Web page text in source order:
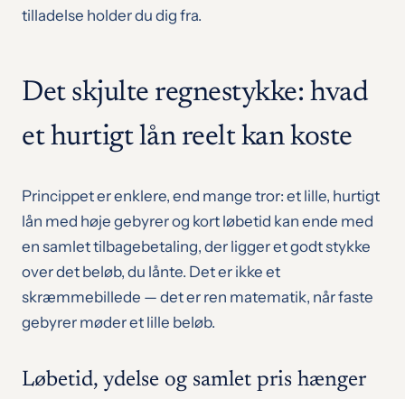
tilladelse holder du dig fra.
Det skjulte regnestykke: hvad
et hurtigt lån reelt kan koste
Princippet er enklere, end mange tror: et lille, hurtigt
lån med høje gebyrer og kort løbetid kan ende med
en samlet tilbagebetaling, der ligger et godt stykke
over det beløb, du lånte. Det er ikke et
skræmmebillede — det er ren matematik, når faste
gebyrer møder et lille beløb.
Løbetid, ydelse og samlet pris hænger